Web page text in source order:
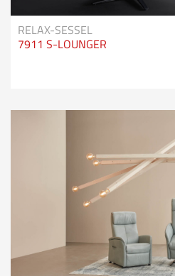
RELAX-SESSEL
7911 S-LOUNGER